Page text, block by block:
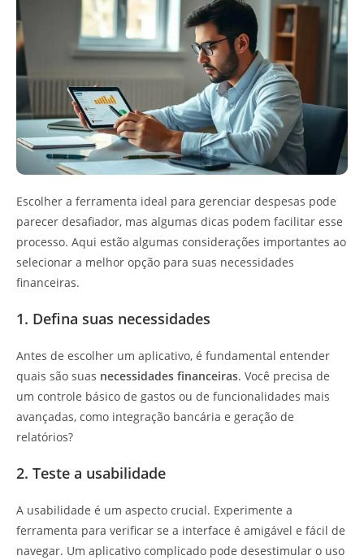
Escolher a ferramenta ideal para gerenciar despesas pode
parecer desafiador, mas algumas dicas podem facilitar esse
processo. Aqui estão algumas considerações importantes ao
selecionar a melhor opção para suas necessidades
financeiras.
1. Defina suas necessidades
Antes de escolher um aplicativo, é fundamental entender
quais são suas necessidades financeiras. Você precisa de
um controle básico de gastos ou de funcionalidades mais
avançadas, como integração bancária e geração de
relatórios?
2. Teste a usabilidade
A usabilidade é um aspecto crucial. Experimente a
ferramenta para verificar se a interface é amigável e fácil de
navegar. Um aplicativo complicado pode desestimular o uso